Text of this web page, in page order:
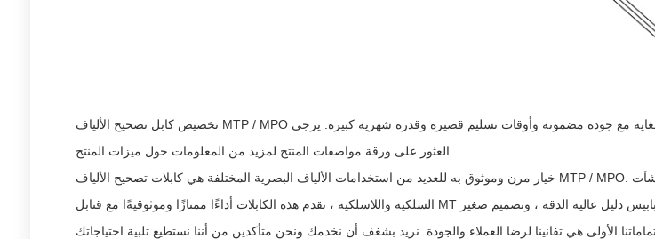
تخصيص كابل تصحيح الألياف MTP / MPO يسمح للمرء بتلبية الاحتياجات المحددة لكل تطبيق. يتم إنتاجها في ورش عمل متخصصة للغاية مع جودة مضمونة وأوقات تسليم قصيرة وقدرة شهرية كبيرة. يرجى
خيار مرن وموثوق به للعديد من استخدامات الألياف البصرية المختلفة هي كابلات تصحيح الألياف MTP / MPO. في شبكات نقل البيانات عالية السرعة ، ومنشآت CATV والوسائط المتعددة ، وشبكات الاتصالات